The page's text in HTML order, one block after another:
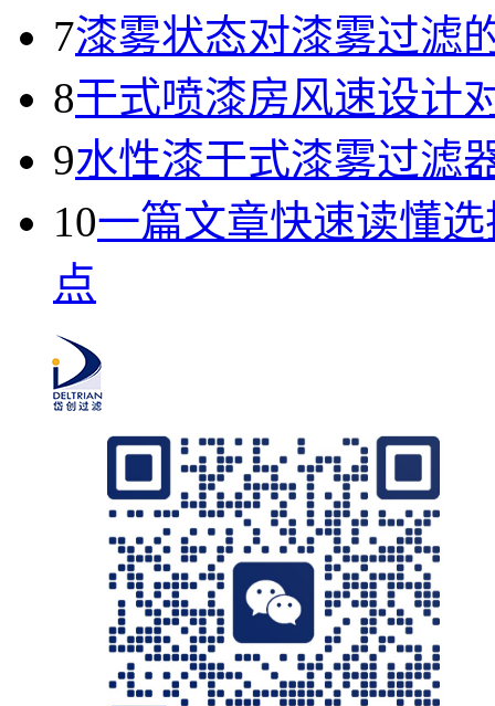
7漆雾状态对漆雾过滤
8干式喷漆房风速设计
9水性漆干式漆雾过滤
10一篇文章快速读懂
点